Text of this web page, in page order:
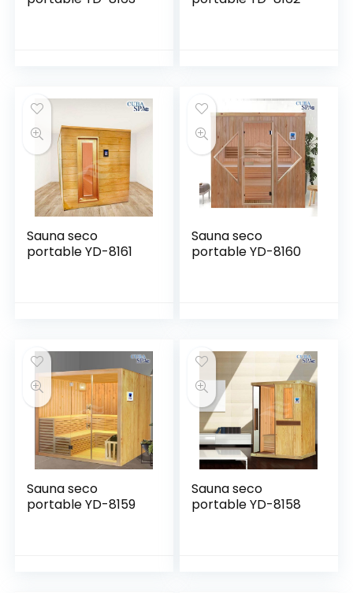
Sauna seco
portable YD-8161
Sauna seco
portable YD-8160
Sauna seco
portable YD-8159
Sauna seco
portable YD-8158